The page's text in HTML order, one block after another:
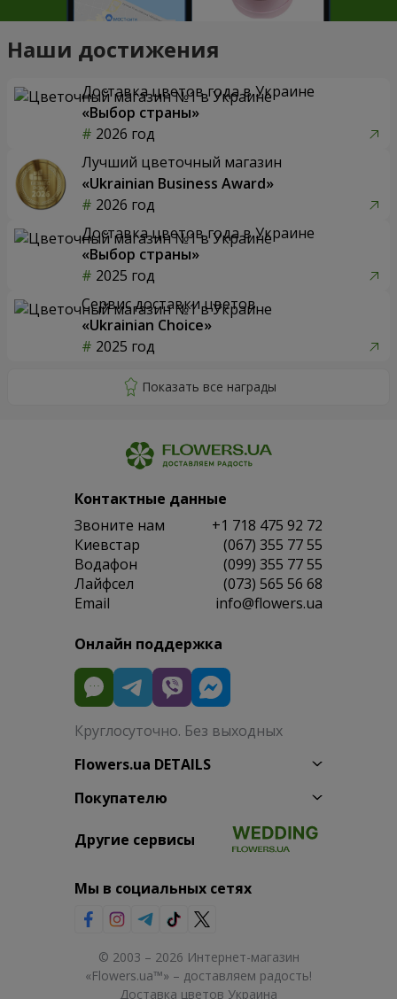
Наши достижения
Доставка цветов года в Украине
«Выбор страны»
2026 год
Лучший цветочный магазин
«Ukrainian Business Award»
2026 год
Доставка цветов года в Украине
«Выбор страны»
2025 год
Сервис доставки цветов
«Ukrainian Choice»
2025 год
Контактные данные
Звоните нам
+1 718 475 92 72
Киевстар
(067) 355 77 55
Водафон
(099) 355 77 55
Лайфсел
(073) 565 56 68
Email
info@flowers.ua
Онлайн поддержка
Круглосуточно. Без выходных
Flowers.ua DETAILS
Покупателю
Другие сервисы
Мы в социальных сетях
© 2003 – 2026 Интернет-магазин
«Flowers.ua™» – доставляем радость!
Доставка цветов Украина